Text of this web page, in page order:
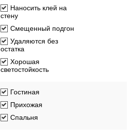
Наносить клей на
стену
Смещенный подгон
Удаляются без
остатка
Хорошая
светостойкость
Гостиная
Прихожая
Спальня